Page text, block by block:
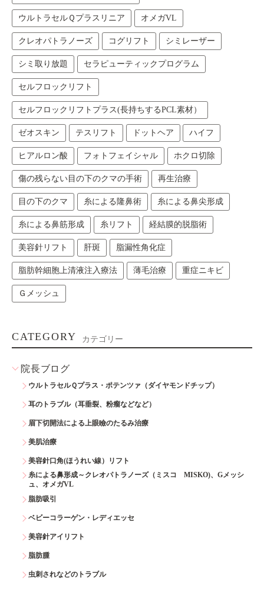
ウルトラセルＱプラスリニア オメガVL
クレオパトラノーズ コグリフト シミレーザー
シミ取り放題 セラピューティックプログラム
セルフロックリフト
セルフロックリフトプラス(長持ちするPCL素材）
ゼオスキン テスリフト ドットヘア ハイフ
ヒアルロン酸 フォトフェイシャル ホクロ切除
傷の残らない目の下のクマの手術 再生治療
目の下のクマ 糸による隆鼻術 糸による鼻尖形成
糸による鼻筋形成 糸リフト 経結膜的脱脂術
美容針リフト 肝斑 脂漏性角化症
脂肪幹細胞上清液注入療法 薄毛治療 重症ニキビ
Ｇメッシュ
CATEGORY カテゴリー
院長ブログ
ウルトラセルＱプラス・ポテンツァ（ダイヤモンドチップ）
耳のトラブル（耳垂裂、粉瘤などなど）
眉下切開法による上眼瞼のたるみ治療
美肌治療
美容針口角(ほうれい線）リフト
糸による鼻形成～クレオパトラノーズ（ミスコ MISKO)、Gメッシ
ュ、オメガVL
脂肪吸引
ベビーコラーゲン・レディエッセ
美容針アイリフト
脂肪腫
虫刺されなどのトラブル